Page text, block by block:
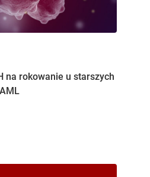
na rokowanie u starszych